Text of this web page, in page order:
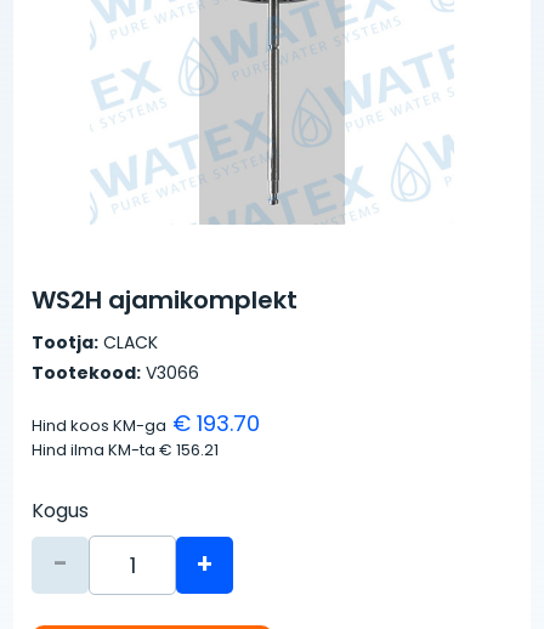
WS2H ajamikomplekt
Tootja: CLACK
Tootekood: V3066
Hind koos KM-ga € 193.70
Hind ilma KM-ta€ 156.21
Kogus
- +